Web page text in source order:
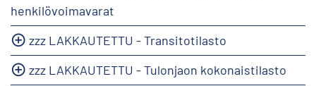
henkilövoimavarat
zzz LAKKAUTETTU - Transitotilasto
zzz LAKKAUTETTU - Tulonjaon kokonaistilasto